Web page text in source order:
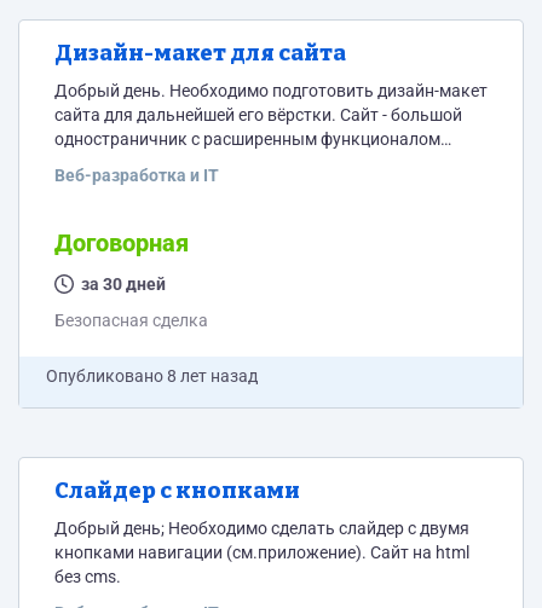
Дизайн-макет для сайта
Добрый день. Необходимо подготовить дизайн-макет
сайта для дальнейшей его вёрстки. Сайт - большой
одностраничник с расширенным функционалом
элементы и т.п.). Сам дизайн готов - собран в Paint.
макет для вёрстки. Контент (иконки, кнопки) есть, но
некачественный, в процессе нужно будет что-то
рисовать с нуля, переводить в swg и т.п.
Веб-разработка и IT
Договорная
за 30 дней
Безопасная сделка
Опубликовано8 лет назад
Слайдер с кнопками
Добрый день; Необходимо сделать слайдер с двумя
кнопками навигации (см.приложение). Сайт на html
без cms.